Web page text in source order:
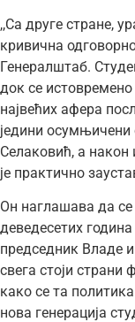
,,Са друге стране,
кривична
Генералштаб.
док се истовремено
највећих афера
једини
Селаковић, а након
је практично
Он наглашава да се
деведесетих
председник Владе
свега стоји страни
како се та
нова генерација